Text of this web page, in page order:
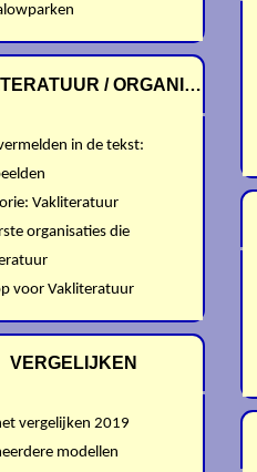
/ ORGANISATIES
in de tekst:
Vakliteratuur
organisaties die
voor Vakliteratuur
VERGELIJKEN
vergelijken 2019
modellen